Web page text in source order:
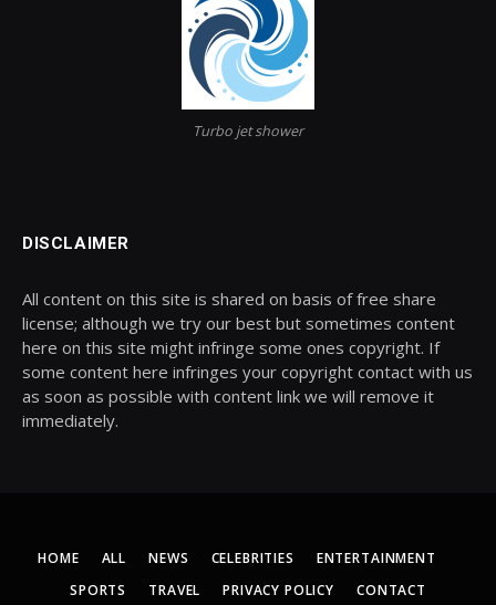
Turbo jet shower
DISCLAIMER
All content on this site is shared on basis of free share
license; although we try our best but sometimes content
here on this site might infringe some ones copyright. If
some content here infringes your copyright contact with us
as soon as possible with content link we will remove it
immediately.
HOME ALL NEWS CELEBRITIES
ENTERTAINMENT
SPORTS
TRAVEL PRIVACY POLICY CONTACT